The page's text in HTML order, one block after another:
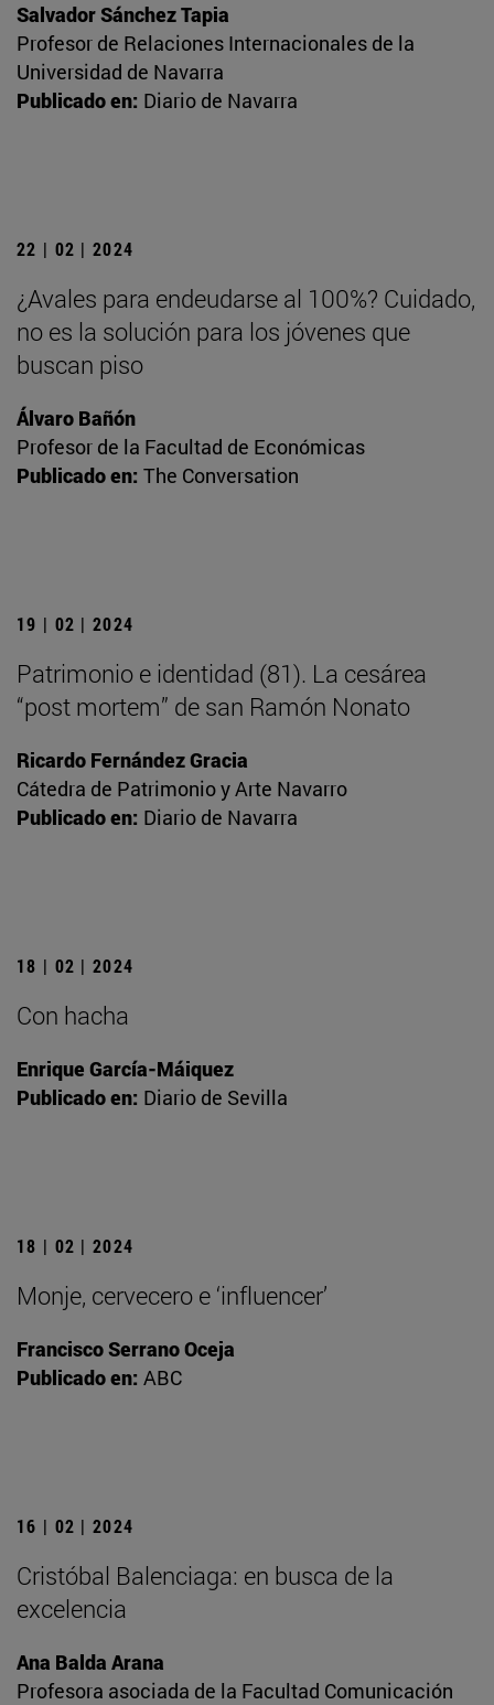
Salvador Sánchez Tapia
Profesor de Relaciones Internacionales de la
Universidad de Navarra
Publicado en: Diario de Navarra
22 | 02 | 2024
¿Avales para endeudarse al 100%? Cuidado,
no es la solución para los jóvenes que
buscan piso
Álvaro Bañón
Profesor de la Facultad de Económicas
Publicado en: The Conversation
19 | 02 | 2024
Patrimonio e identidad (81). La cesárea
“post mortem” de san Ramón Nonato
Ricardo Fernández Gracia
Cátedra de Patrimonio y Arte Navarro
Publicado en: Diario de Navarra
18 | 02 | 2024
Con hacha
Enrique García-Máiquez
Publicado en: Diario de Sevilla
18 | 02 | 2024
Monje, cervecero e ‘influencer’
Francisco Serrano Oceja
Publicado en: ABC
16 | 02 | 2024
Cristóbal Balenciaga: en busca de la
excelencia
Ana Balda Arana
Profesora asociada de la Facultad Comunicación